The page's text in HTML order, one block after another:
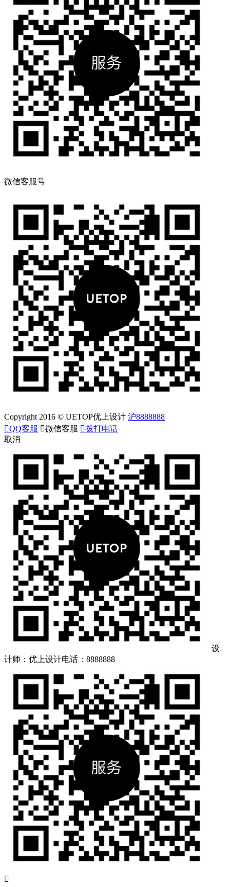
微信客服号
Copyright 2016 © UETOP优上设计 沪8888888
QQ客服 微信客服 拨打电话
取消
设
计师：优上设计电话：8888888
